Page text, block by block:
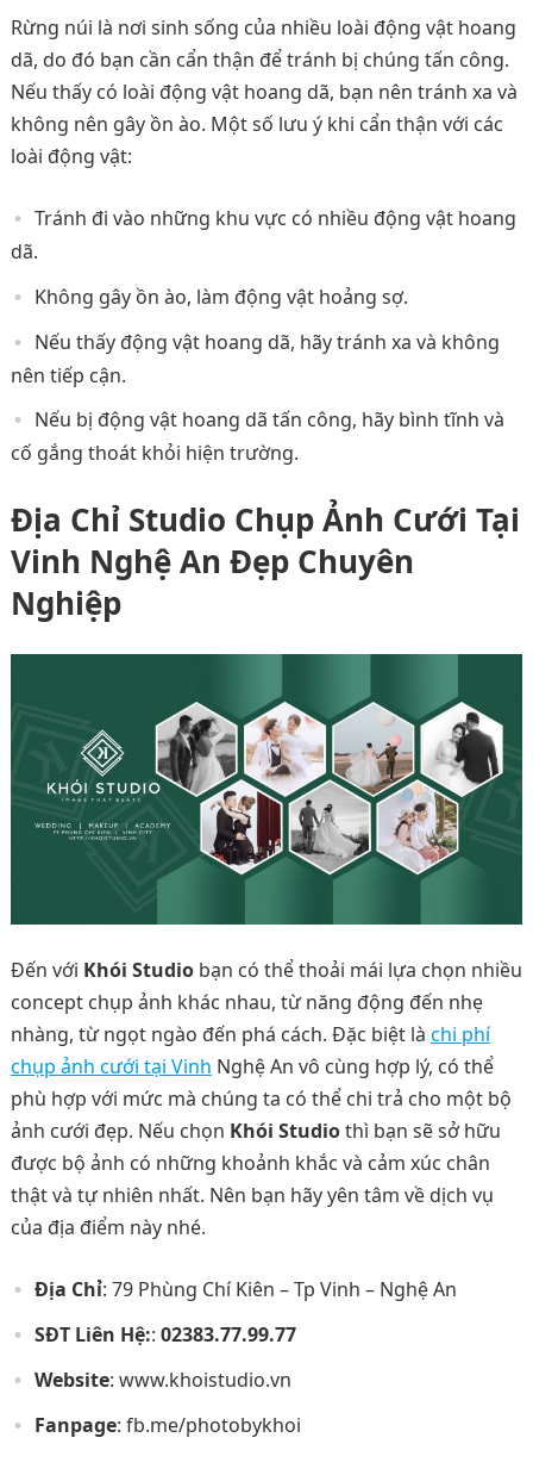
Rừng núi là nơi sinh sống của nhiều loài động vật hoang
dã, do đó bạn cần cẩn thận để tránh bị chúng tấn công.
Nếu thấy có loài động vật hoang dã, bạn nên tránh xa và
không nên gây ồn ào. Một số lưu ý khi cẩn thận với các
loài động vật:
Tránh đi vào những khu vực có nhiều động vật hoang
dã.
Không gây ồn ào, làm động vật hoảng sợ.
Nếu thấy động vật hoang dã, hãy tránh xa và không
nên tiếp cận.
Nếu bị động vật hoang dã tấn công, hãy bình tĩnh và
cố gắng thoát khỏi hiện trường.
Địa Chỉ Studio Chụp Ảnh Cưới Tại
Vinh Nghệ An Đẹp Chuyên
Nghiệp
Đến với Khói Studiobạn có thể thoải mái lựa chọn nhiều
concept chụp ảnh khác nhau, từ năng động đến nhẹ
nhàng, từ ngọt ngào đến phá cách. Đặc biệt là chi phí
chụp ảnh cưới tại Vinh Nghệ An vô cùng hợp lý, có thể
phù hợp với mức mà chúng ta có thể chi trả cho một bộ
ảnh cưới đẹp. Nếu chọn Khói Studiothì bạn sẽ sở hữu
được bộ ảnh có những khoảnh khắc và cảm xúc chân
thật và tự nhiên nhất. Nên bạn hãy yên tâm về dịch vụ
của địa điểm này nhé.
Địa Chỉ: 79 Phùng Chí Kiên – Tp Vinh – Nghệ An
SĐT Liên Hệ:: 02383.77.99.77
Website: www.khoistudio.vn
Fanpage: fb.me/photobykhoi